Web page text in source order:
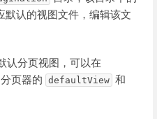
默认的视图文件，编辑该文
认分页视图，可以在
页器的 defaultView 和